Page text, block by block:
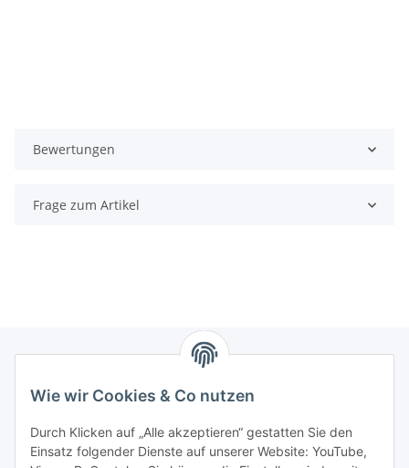
Wie wir Cookies & Co nutzen
Durch Klicken auf „Alle akzeptieren“ gestatten Sie den
Einsatz folgender Dienste auf unserer Website: YouTube,
Bewertungen
Frage zum Artikel
Zahlungsmöglichkeiten
Versandinformationen